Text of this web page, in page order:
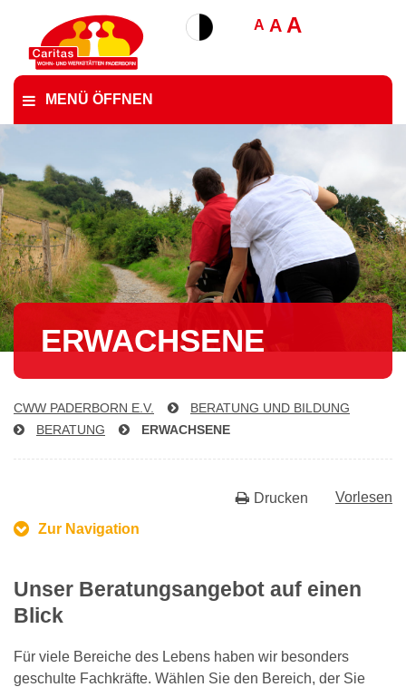
A A A
MENÜ ÖFFNEN
ERWACHSENE
CWW PADERBORN E.V.
BERATUNG UND BILDUNG
BERATUNG
ERWACHSENE
Vorlesen
Drucken
Zur Navigation
Unser Beratungsangebot auf einen
Blick
Für viele Bereiche des Lebens haben wir besonders
geschulte Fachkräfte. Wählen Sie den Bereich, der Sie